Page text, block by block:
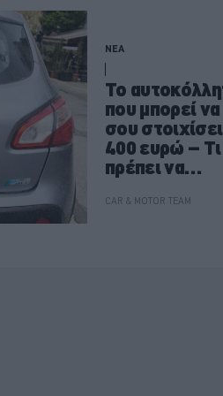
ΝΕΑ
Το
που μπορεί να
σου στοιχίσει
400 ευρώ – Τι
πρέπει να
CAR & MOTOR TEAM